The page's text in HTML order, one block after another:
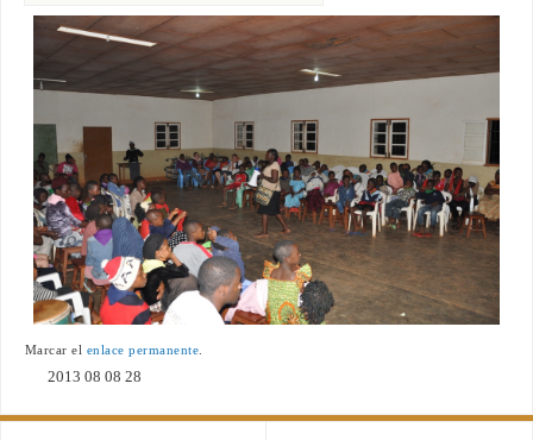
Marcar el enlace permanente
2013 08 08 28